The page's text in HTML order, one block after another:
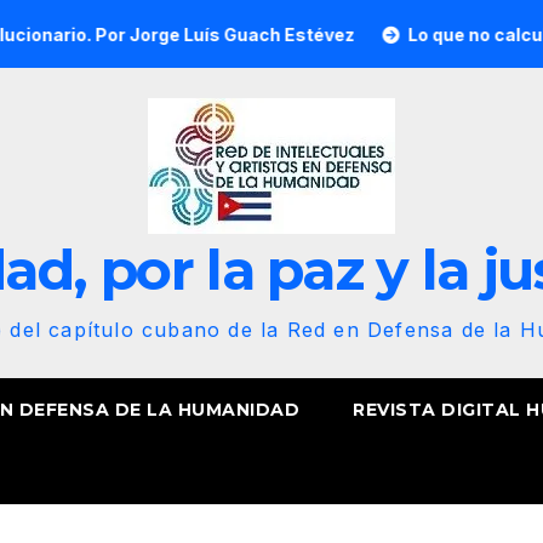
Luís Guach Estévez Lo que no calcularon, nuestra
por la paz y la
del capítulo cubano de la Red en Defensa de la
DEFENSA DE LA HUMANIDAD REVISTA DIGITAL